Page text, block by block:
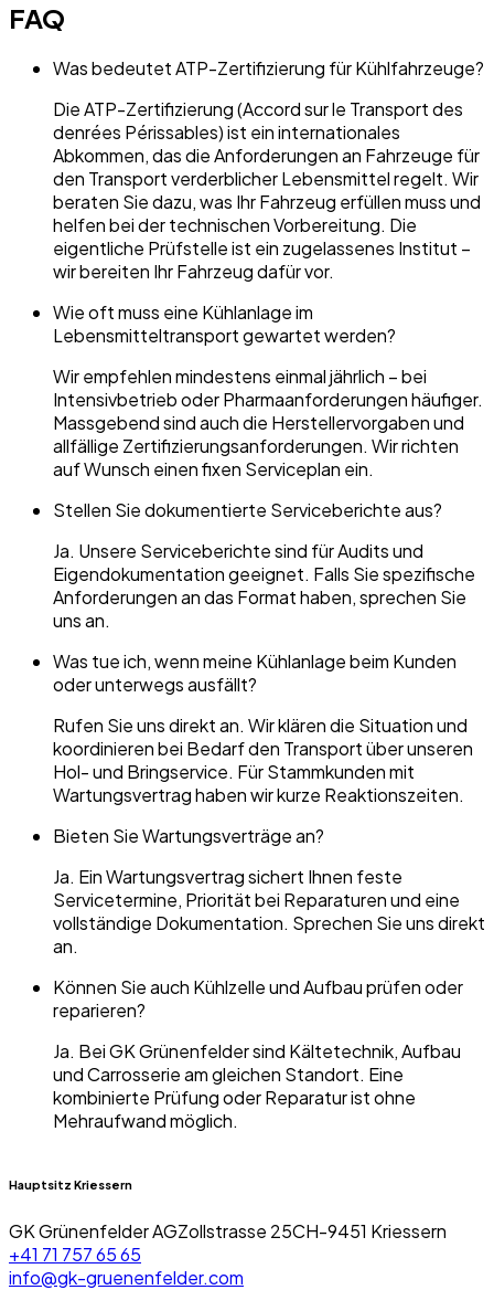
FAQ
Was bedeutet ATP-Zertifizierung für Kühlfahrzeuge?
Die ATP-Zertifizierung (Accord sur le Transport des
denrées Périssables) ist ein internationales
Abkommen, das die Anforderungen an Fahrzeuge für
den Transport verderblicher Lebensmittel regelt. Wir
beraten Sie dazu, was Ihr Fahrzeug erfüllen muss und
helfen bei der technischen Vorbereitung. Die
eigentliche Prüfstelle ist ein zugelassenes Institut –
wir bereiten Ihr Fahrzeug dafür vor.
Wie oft muss eine Kühlanlage im
Lebensmitteltransport gewartet werden?
Wir empfehlen mindestens einmal jährlich – bei
Intensivbetrieb oder Pharmaanforderungen häufiger.
Massgebend sind auch die Herstellervorgaben und
allfällige Zertifizierungsanforderungen. Wir richten
auf Wunsch einen fixen Serviceplan ein.
Stellen Sie dokumentierte Serviceberichte aus?
Ja. Unsere Serviceberichte sind für Audits und
Eigendokumentation geeignet. Falls Sie spezifische
Anforderungen an das Format haben, sprechen Sie
uns an.
Was tue ich, wenn meine Kühlanlage beim Kunden
oder unterwegs ausfällt?
Rufen Sie uns direkt an. Wir klären die Situation und
koordinieren bei Bedarf den Transport über unseren
Hol- und Bringservice. Für Stammkunden mit
Wartungsvertrag haben wir kurze Reaktionszeiten.
Bieten Sie Wartungsverträge an?
Ja. Ein Wartungsvertrag sichert Ihnen feste
Servicetermine, Priorität bei Reparaturen und eine
vollständige Dokumentation. Sprechen Sie uns direkt
an.
Können Sie auch Kühlzelle und Aufbau prüfen oder
reparieren?
Ja. Bei GK Grünenfelder sind Kältetechnik, Aufbau
und Carrosserie am gleichen Standort. Eine
kombinierte Prüfung oder Reparatur ist ohne
Mehraufwand möglich.
Hauptsitz Kriessern
GK Grünenfelder AGZollstrasse 25CH-9451 Kriessern
+41 71 757 65 65
info@gk-gruenenfelder.com